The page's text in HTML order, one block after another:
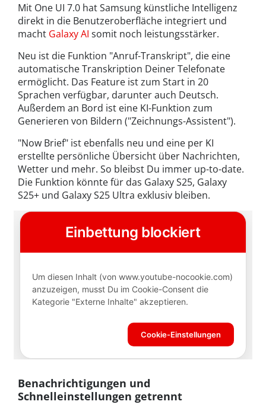
Mit One UI 7.0 hat Samsung künstliche Intelligenz
direkt in die Benutzeroberfläche integriert und
macht Galaxy AI somit noch leistungsstärker.
Neu ist die Funktion "Anruf-Transkript", die eine
automatische Transkription Deiner Telefonate
ermöglicht. Das Feature ist zum Start in 20
Sprachen verfügbar, darunter auch Deutsch.
Außerdem an Bord ist eine KI-Funktion zum
Generieren von Bildern ("Zeichnungs-Assistent").
"Now Brief" ist ebenfalls neu und eine per KI
erstellte persönliche Übersicht über Nachrichten,
Wetter und mehr. So bleibst Du immer up-to-date.
Die Funktion könnte für das Galaxy S25, Galaxy
S25+ und Galaxy S25 Ultra exklusiv bleiben.
Benachrichtigungen und
Schnelleinstellungen getrennt